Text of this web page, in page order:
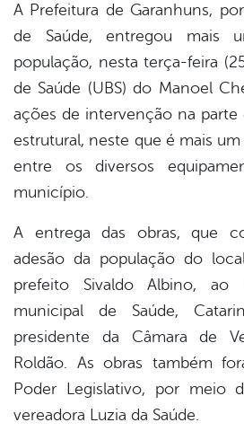
A Prefeitura de Garanhuns,
de Saúde, entregou mais
população, nesta terça-feira
de Saúde (UBS) do Manoel
ações de intervenção na parte
estrutural, neste que é mais
entre os diversos
município.
A entrega das obras, que
adesão da população do
prefeito Sivaldo Albino, ao
municipal de Saúde,
presidente da Câmara de
Roldão. As obras também
Poder Legislativo, por meio
vereadora Luzia da Saúde.